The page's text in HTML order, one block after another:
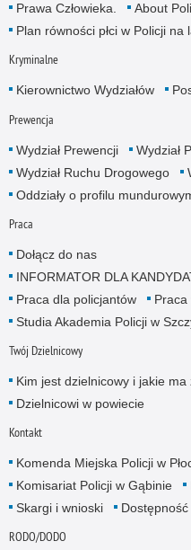
Prawa Człowieka.
About
Plan równości płci w Policji na
Kryminalne
Kierownictwo Wydziałów
Prewencja
Wydział Prewencji
Wydział
Wydział Ruchu Drogowego
Oddziały o profilu
Praca
Dołącz do nas
INFORMATOR DLA
Praca dla policjantów
Praca
Studia Akademia Policji w
Twój Dzielnicowy
Kim jest dzielnicowy i jakie ma
Dzielnicowi w powiecie
Kontakt
Komenda Miejska Policji w
Komisariat Policji w Gąbinie
Skargi i wnioski
Dostępność
RODO/DODO